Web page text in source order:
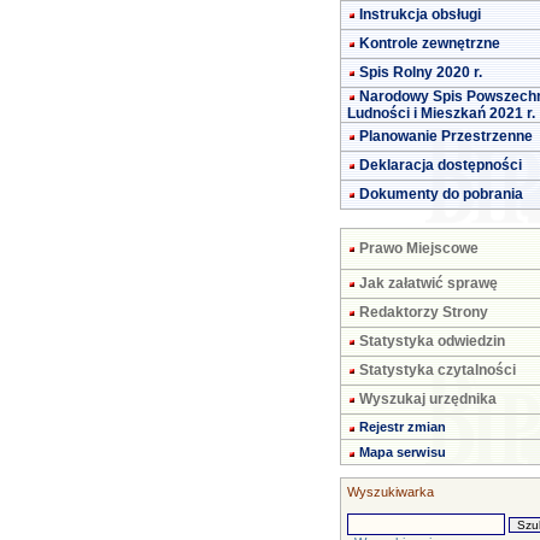
Instrukcja obsługi
Kontrole zewnętrzne
Spis Rolny 2020 r.
Narodowy Spis
Ludności i Mieszkań 2021 r.
Planowanie Przestrzenne
Deklaracja dostępności
Dokumenty do pobrania
Prawo Miejscowe
Jak załatwić sprawę
Redaktorzy Strony
Statystyka odwiedzin
Statystyka czytalności
Wyszukaj urzędnika
Rejestr zmian
Mapa serwisu
Wyszukiwarka